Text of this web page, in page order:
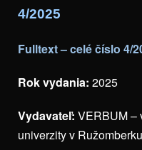
4/2025
Fulltext – celé číslo 4/
Rok vydania: 2025
Vydavateľ: VERBUM –
univerzity v Ružomberku